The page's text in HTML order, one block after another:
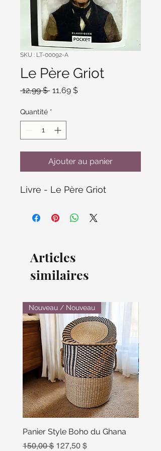
SKU : LT-00092-A
Le Père Griot
12,99 $ Prix
11,69 $Prix
Quantité *
Ajouter au panier
Livre - Le Père Griot
Articles
similaires
Nouveau / Nouveau
Panier Style Boho du Ghana
Prix original
150,00 $ Prix promotionnel
127,50 $